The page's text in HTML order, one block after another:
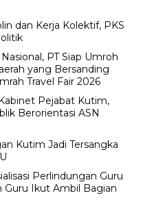
dan Kerja Kolektif, PKS
PT Siap Umroh
yang Bersanding
Travel Fair 2026
Pejabat Kutim,
Berorientasi ASN
Kutim Jadi Tersangka
Perlindungan Guru
Guru Ikut Ambil Bagian